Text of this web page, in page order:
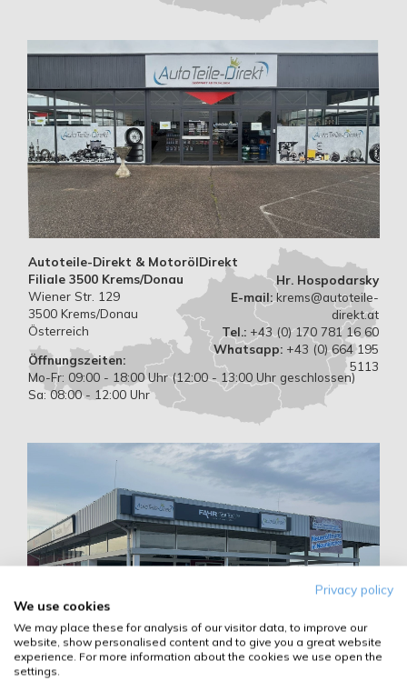
Autoteile-Direkt & MotorölDirekt
Filiale 3500 Krems/Donau
Wiener Str. 129
3500 Krems/Donau
Österreich
Öffnungszeiten:
Mo-Fr: 09:00 - 18:00 Uhr (12:00 - 13:00 Uhr geschlossen)
Sa: 08:00 - 12:00 Uhr
Hr. Hospodarsky
E-mail: krems@autoteile-
direkt.at
Tel.: +43 (0) 170 781 16 60
Whatsapp: +43 (0) 664 195
5113
Autoteile-Direkt & MotorölDirekt
Privacy policy
We use cookies
We may place these for analysis of our visitor data, to improve our
website, show personalised content and to give you a great website
experience. For more information about the cookies we use open the
settings.